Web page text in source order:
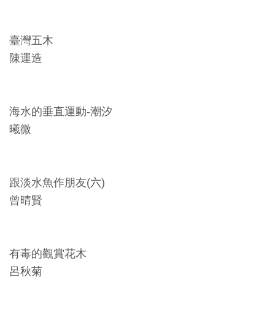
政
開
資
隱
私
資
訊
臺灣五木
陳運造
海水的垂直運動-潮汐
曦微
跟淡水魚作朋友(六)
曾晴賢
有毒的觀賞花木
呂秋菊